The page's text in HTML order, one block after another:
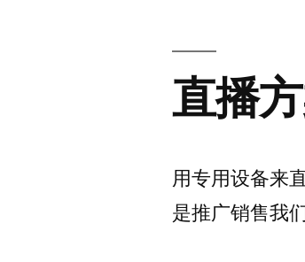
直播
用专用设备来
是推广销售我